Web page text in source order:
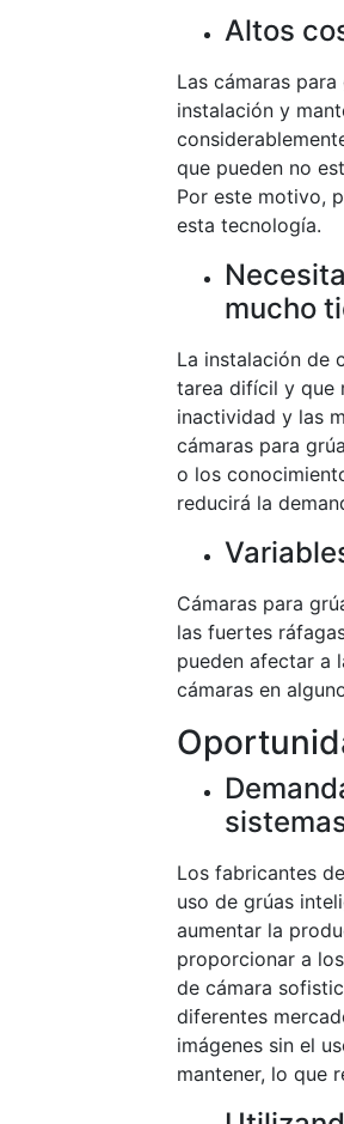
Altos
Las cámaras
instalación y
que pueden no
Por este motivo,
esta tecnología.
mucho
La instalación de
tarea difícil y que
inactividad y las
cámaras para
o los
reducirá la
Cámaras para
las fuertes
pueden afectar a
cámaras en
Los fabricantes
uso de grúas
aumentar la
proporcionar a
de cámara
diferentes
imágenes sin el
mantener, lo que